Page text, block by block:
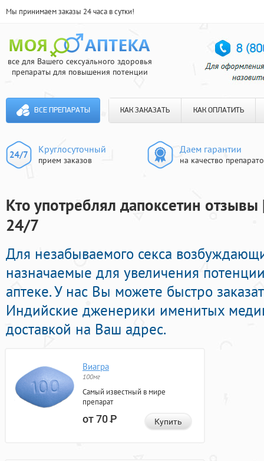
Мы принимаем заказы 24 часа в сутки!
все для Вашего сексуального здоровья
препараты для повышения потенции
ВСЕ ПРЕПАРАТЫ КАК ЗАКАЗАТЬ КАК ОПЛАТИТЬ
Круглосуточный
прием заказов
Даем гарантии
на качество
Кто употреблял дапоксетин
24/7
Для незабываемого секса
назначаемые для увеличения
аптеке. У нас Вы можете быстро
Индийские дженерики именитых
доставкой на Ваш адрес.
Виагра
100мг
Самый известный в мире
препарат
от 70Р Купить